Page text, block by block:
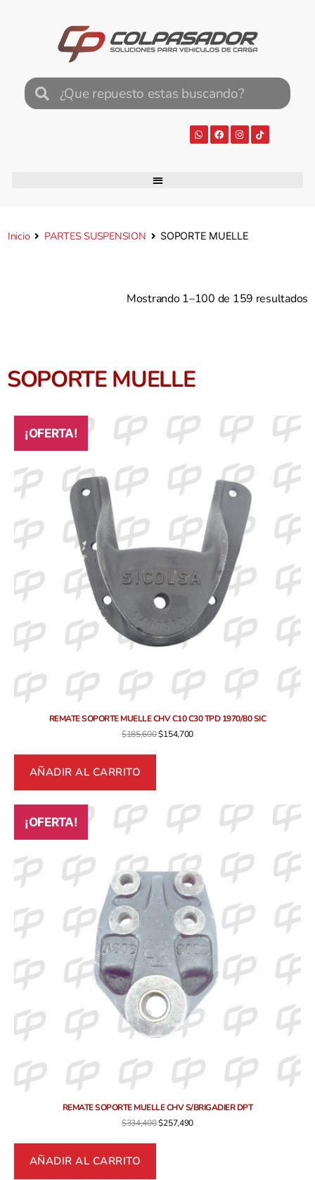
Inicio PARTES SUSPENSION SOPORTE MUELLE
Mostrando 1–100 de 159 resultados
SOPORTE MUELLE
¡OFERTA!
REMATE SOPORTE MUELLE CHV C10 C30 TPD 1970/80 SIC
$185,600$154,700
AÑADIR AL CARRITO
¡OFERTA!
REMATE SOPORTE MUELLE CHV S/BRIGADIER DPT
$334,400$257,490
AÑADIR AL CARRITO